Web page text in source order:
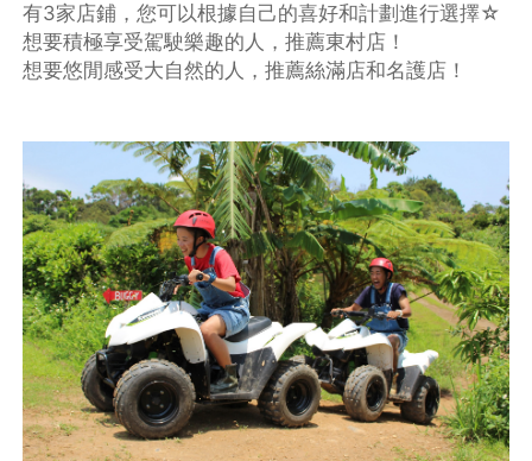
有3家店鋪，您可以根據自己的喜好和計劃進行選擇☆
想要積極享受駕駛樂趣的人，推薦東村店！
想要悠閒感受大自然的人，推薦絲滿店和名護店！